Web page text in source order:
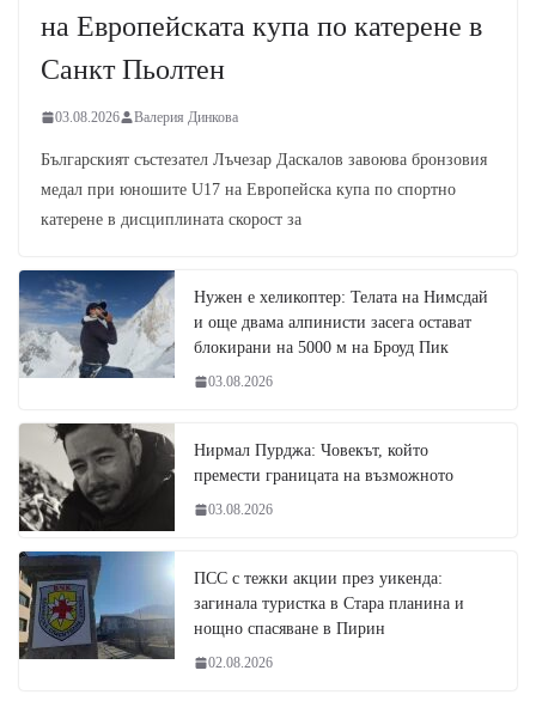
на Европейската купа по катерене в
Санкт Пьолтен
03.08.2026 Валерия Динкова
Българският състезател Лъчезар Даскалов завоюва бронзовия
медал при юношите U17 на Европейска купа по спортно
катерене в дисциплината скорост за
Нужен е хеликоптер: Телата на Нимсдай
и още двама алпинисти засега остават
блокирани на 5000 м на Броуд Пик
03.08.2026
Нирмал Пурджа: Човекът, който
премести границата на възможното
03.08.2026
ПСС с тежки акции през уикенда:
загинала туристка в Стара планина и
нощно спасяване в Пирин
02.08.2026